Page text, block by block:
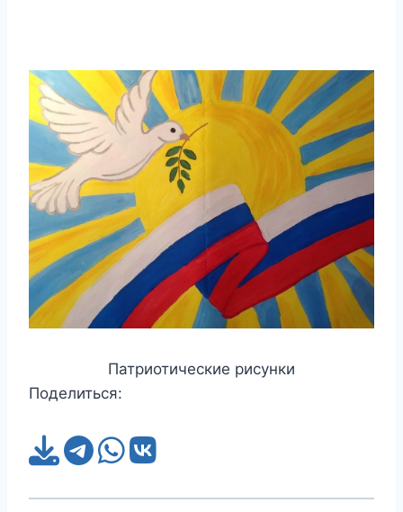
Патриотические рисунки
Поделиться: